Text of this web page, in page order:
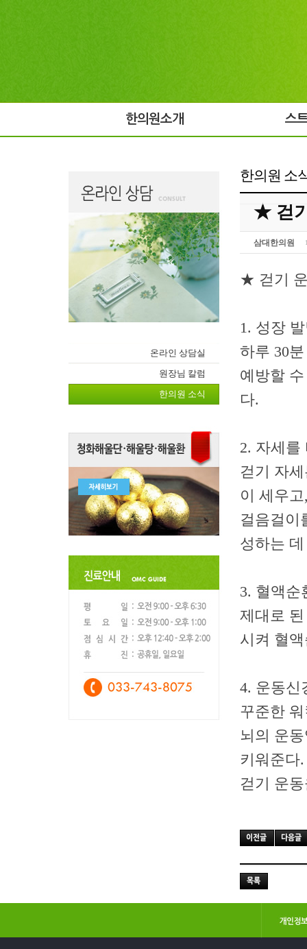
한의원소개 스
온라인 상담실
원장님 칼럼
한의원 소식
한의원 소
★ 걷
삼대한의원
★ 걷기
1. 성장
하루 30
예방할
다.
2. 자세를
걷기 자
이 세우
걸음걸이
성하는
3. 혈액순
제대로
시켜 혈
4. 운동신
꾸준한
뇌의 운
키워준다.
걷기 운